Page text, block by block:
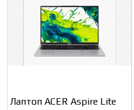
Лаптоп ACER Aspire Lite